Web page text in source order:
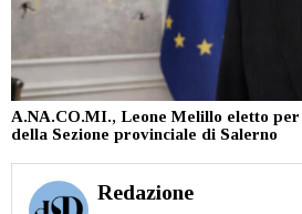
A.NA.CO.MI., Leone Melillo eletto per
della Sezione provinciale di Salerno
Redazione